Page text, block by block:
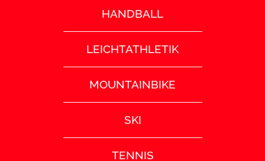
HANDBALL
LEICHTATHLETIK
MOUNTAINBIKE
SKI
TENNIS